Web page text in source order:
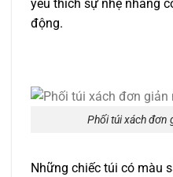
yêu thích sự nhẹ nhàng
động.
Phối túi xách đơn
Những chiếc túi có màu